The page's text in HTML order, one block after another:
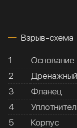
Взрыв-схема
1
Основание
2
3
Фланец
4
5
Корпус